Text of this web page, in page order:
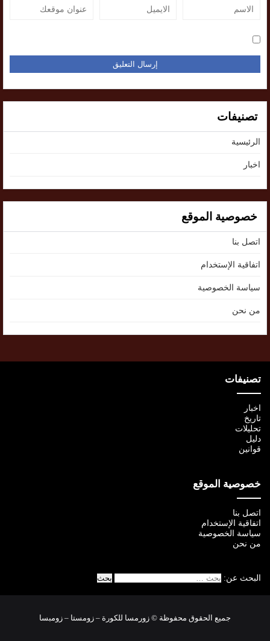
تصنيفات
الرئيسية
اخبار
خصوصية الموقع
اتصل بنا
اتفاقية الإستخدام
سياسة الخصوصية
من نحن
تصنيفات
اخبار
تاريخ
تحليلات
دليل
قوانين
خصوصية الموقع
اتصل بنا
اتفاقية الإستخدام
سياسة الخصوصية
من نحن
البحث عن:
جميع الحقوق محفوظة © زورمسا للكورة – زومستا – زومبسا